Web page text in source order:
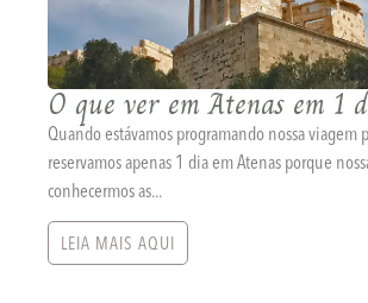
O que ver em Atenas em 1
Quando estávamos programando nossa viagem
reservamos apenas 1 dia em Atenas porque
conhecermos as...
LEIA MAIS AQUI